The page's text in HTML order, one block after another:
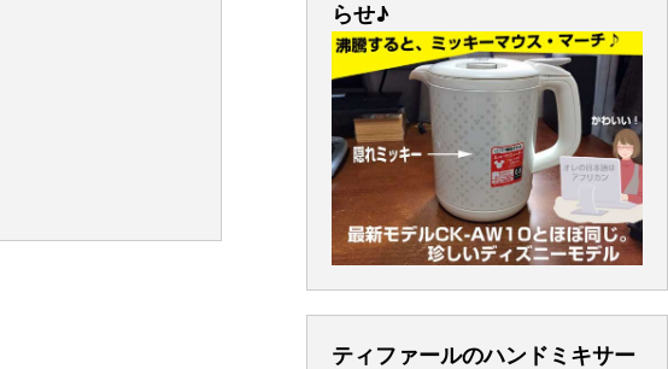
らせ♪
ティファールのハンドミキサー